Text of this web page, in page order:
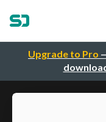
Upgrade to Pro